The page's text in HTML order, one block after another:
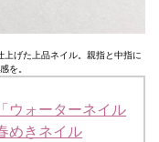
げた上品ネイル。親指と中指に
を。
ウォーターネイル
めきネイル